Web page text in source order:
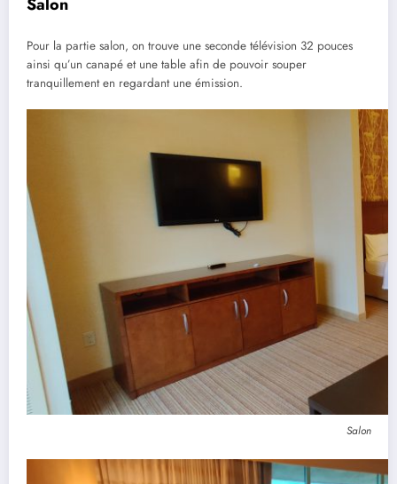
Pour la partie salon, on trouve une seconde télévision 32 pouces
ainsi qu’un canapé et une table afin de pouvoir souper
tranquillement en regardant une émission.
Salon